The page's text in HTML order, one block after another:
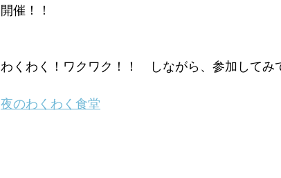
開催！！
わくわく！ワクワク！！　しながら、参加してみ
夜のわくわく食堂